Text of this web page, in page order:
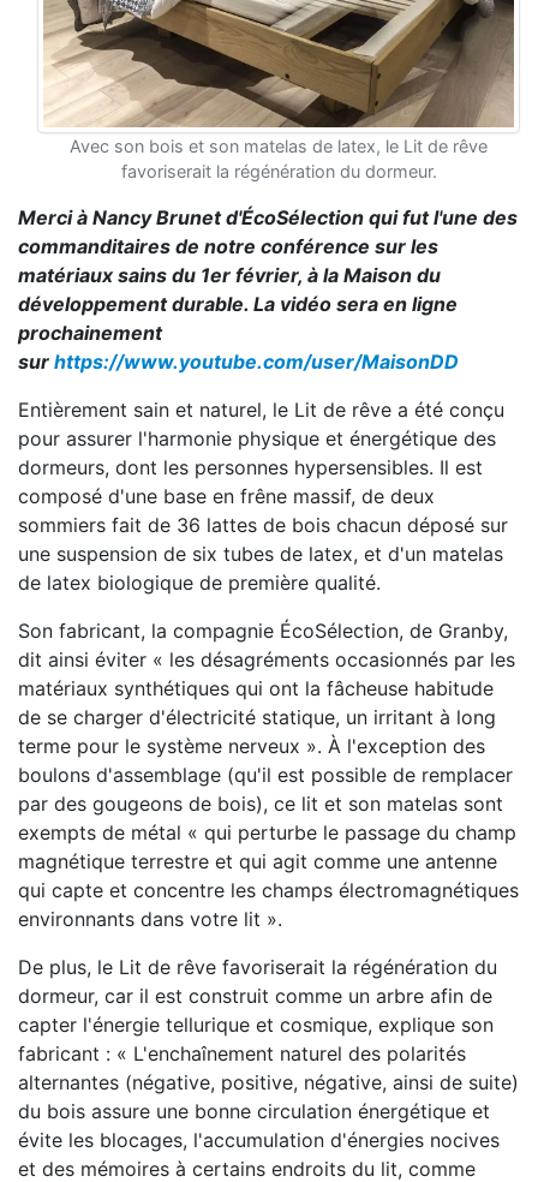
Avec son bois et son matelas de latex, le Lit de rêve
favoriserait la régénération du dormeur.
Merci à Nancy Brunet d'ÉcoSélection qui fut l'une des
commanditaires de notre conférence sur les
matériaux sains du 1er février, à la Maison du
développement durable. La vidéo sera en ligne
prochainement
sur https://www.youtube.com/user/MaisonDD
Entièrement sain et naturel, le Lit de rêve a été conçu
pour assurer l'harmonie physique et énergétique des
dormeurs, dont les personnes hypersensibles. Il est
composé d'une base en frêne massif, de deux
sommiers fait de 36 lattes de bois chacun déposé sur
une suspension de six tubes de latex, et d'un matelas
de latex biologique de première qualité.
Son fabricant, la compagnie ÉcoSélection, de Granby,
dit ainsi éviter « les désagréments occasionnés par les
matériaux synthétiques qui ont la fâcheuse habitude
de se charger d'électricité statique, un irritant à long
terme pour le système nerveux ». À l'exception des
boulons d'assemblage (qu'il est possible de remplacer
par des gougeons de bois), ce lit et son matelas sont
exempts de métal « qui perturbe le passage du champ
magnétique terrestre et qui agit comme une antenne
qui capte et concentre les champs électromagnétiques
environnants dans votre lit ».
De plus, le Lit de rêve favoriserait la régénération du
dormeur, car il est construit comme un arbre afin de
capter l'énergie tellurique et cosmique, explique son
fabricant : « L'enchaînement naturel des polarités
alternantes (négative, positive, négative, ainsi de suite)
du bois assure une bonne circulation énergétique et
évite les blocages, l'accumulation d'énergies nocives
et des mémoires à certains endroits du lit, comme